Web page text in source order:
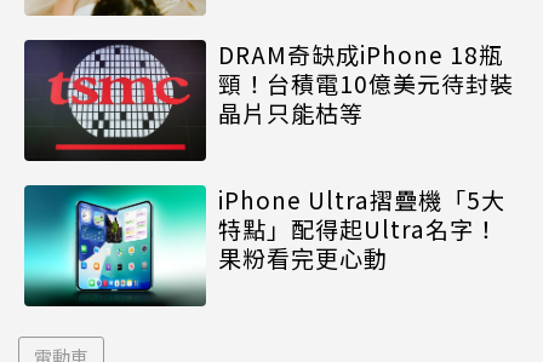
DRAM奇缺成iPhone 18瓶
頸！台積電10億美元待封裝
晶片只能枯等
iPhone Ultra摺疊機「5大
特點」配得起Ultra名字！
果粉看完更心動
電動車